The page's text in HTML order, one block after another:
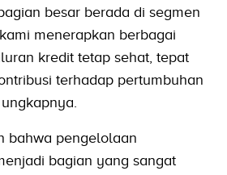
besar berada di segmen
menerapkan berbagai
kredit tetap sehat, tepat
terhadap pertumbuhan
bahwa pengelolaan
bagian yang sangat